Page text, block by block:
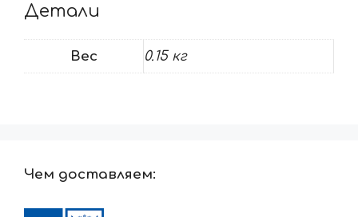
Детали
Вес 0.15 кг
Чем доставляем: